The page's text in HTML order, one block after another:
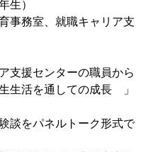
生）
事務室、就職キャリア支
支援センターの職員から
生活を通しての成長 」
談をパネルトーク形式で